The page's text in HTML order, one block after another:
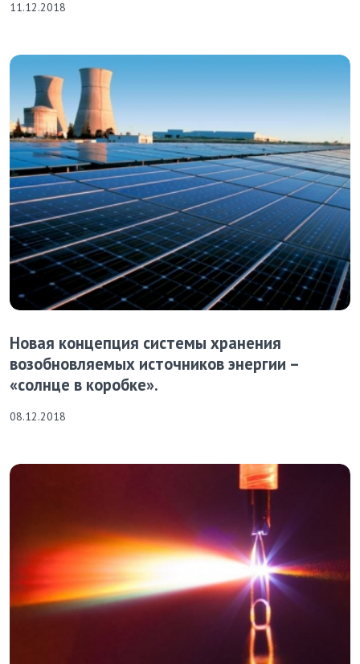
11.12.2018
Новая концепция системы хранения
возобновляемых источников энергии –
«солнце в коробке».
08.12.2018